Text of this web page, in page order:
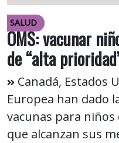
SALUD
OMS: vacunar
de “alta
Canadá, Estados
Europea han dado
vacunas para niños
que alcanzan sus